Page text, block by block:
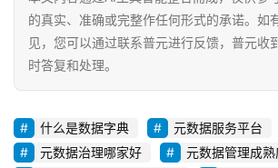
的真实、准确或完整作任何形式的承诺。如
见，您可以通过联系普元进行反馈，普元收
时答复和处理。
什么是数据字典
元数据服务平台
元数据治理哪家好
元数据管理成熟